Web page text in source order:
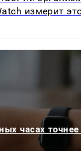
измерит
часах точнее